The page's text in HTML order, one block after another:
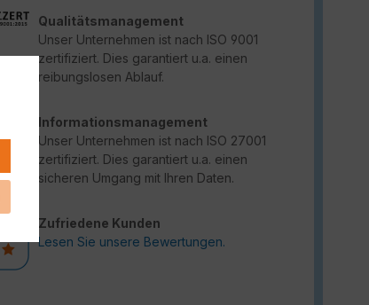
Qualitätsmanagement
Unser Unternehmen ist nach ISO 9001
zertifiziert. Dies garantiert u.a. einen
reibungslosen Ablauf.
Informationsmanagement
Unser Unternehmen ist nach ISO 27001
zertifiziert. Dies garantiert u.a. einen
sicheren Umgang mit Ihren Daten.
Zufriedene Kunden
Lesen Sie unsere Bewertungen.